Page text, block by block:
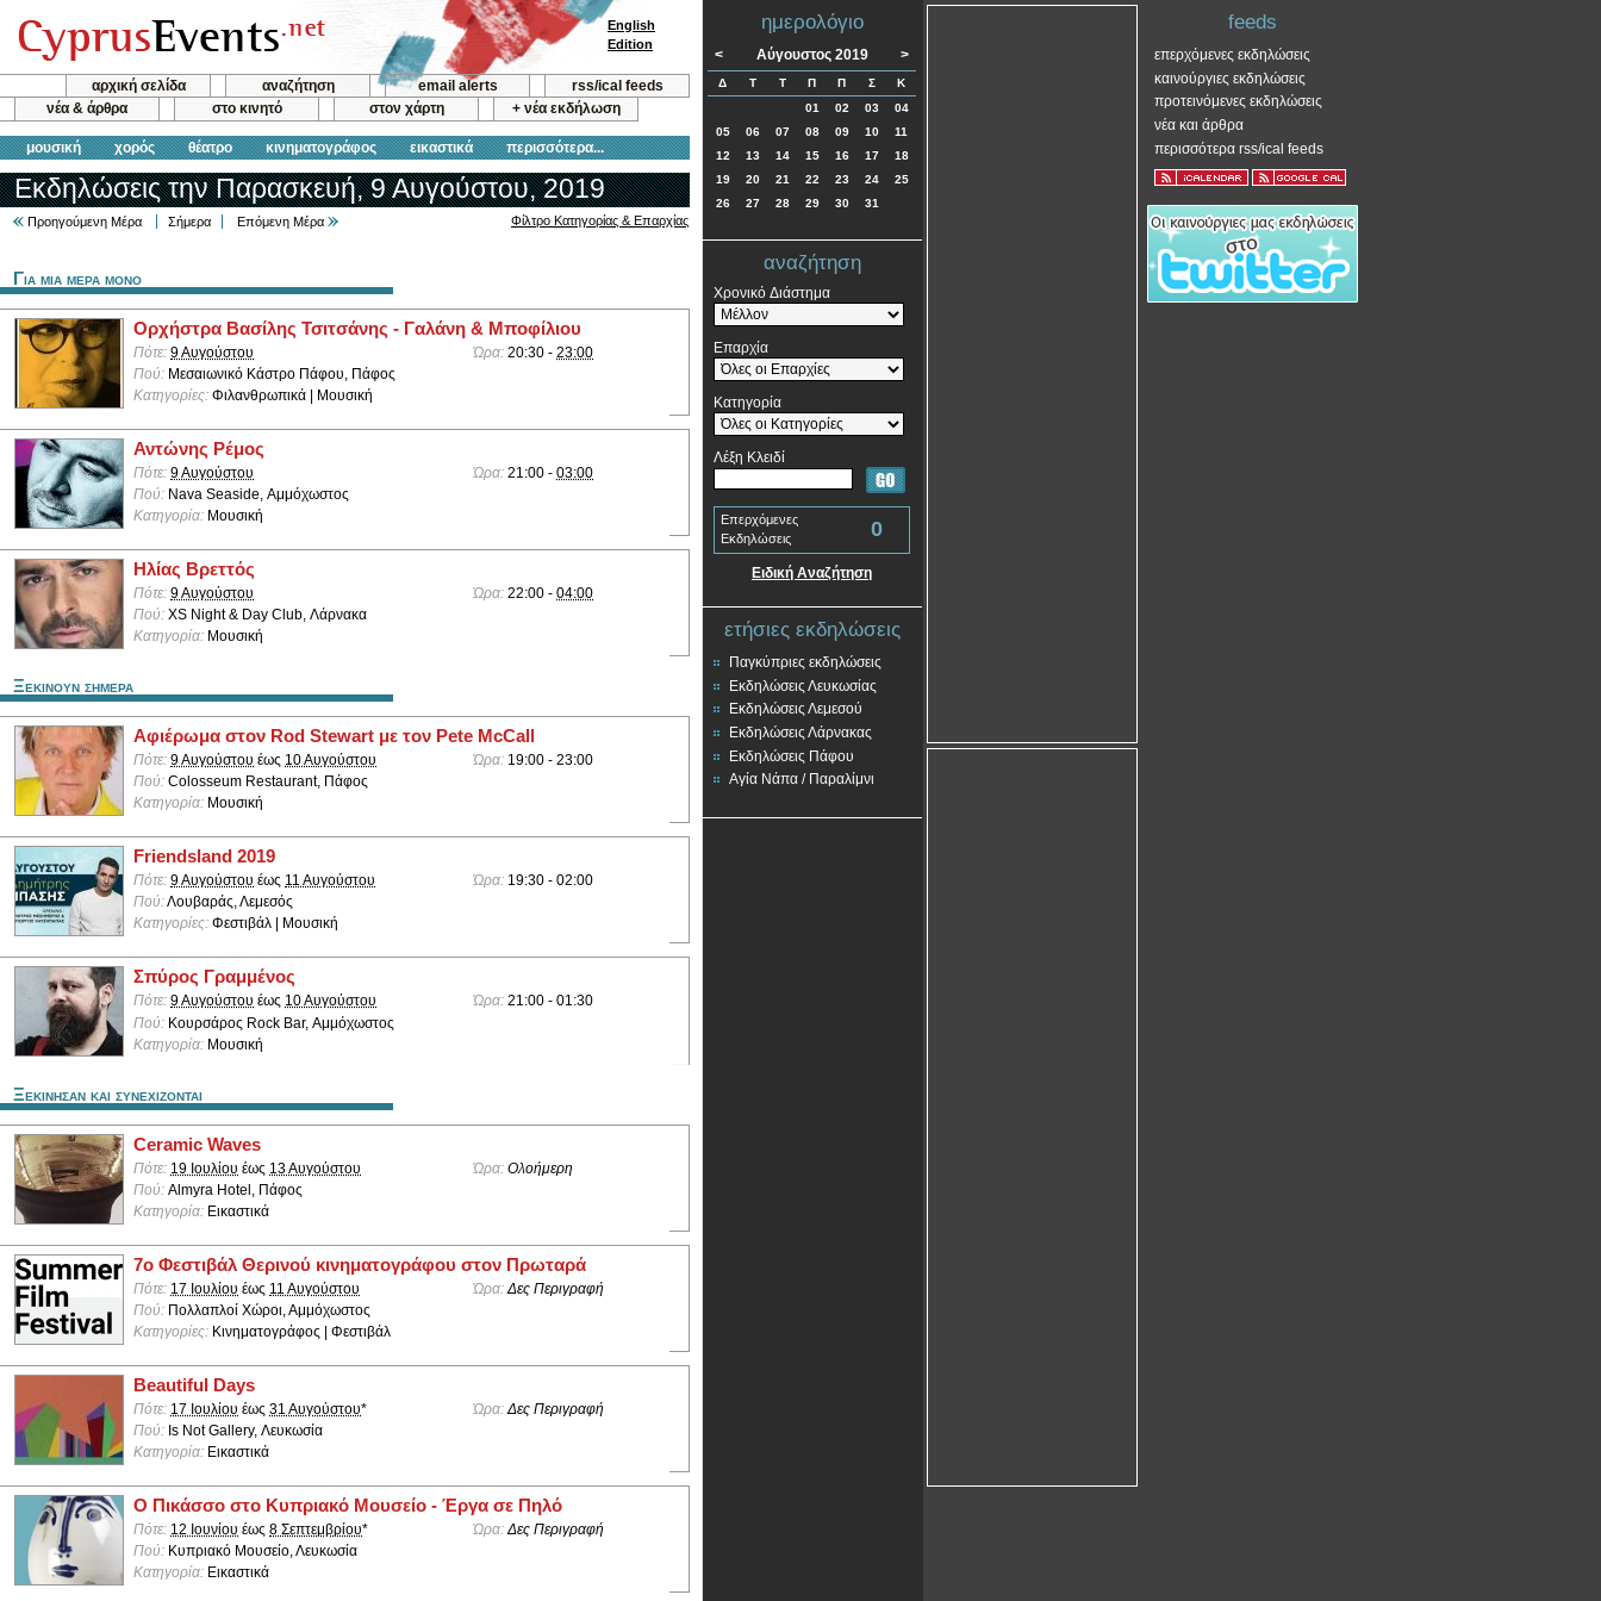
αρχική σελίδα αναζήτηση email alerts
rss/ical feeds
νέα & άρθρα
στο κινητό στον χάρτη + νέα εκδήλωση
μουσική χορός θέατρο κινηματογράφος εικαστικά περισσότερα...
English
Edition
Εκδηλώσεις την Παρασκευή, 9 Αυγούστου, 2019
Προηγούμενη Μέρα Σήμερα Επόμενη Μέρα Φίλτρο Κατηγορίας & Επαρχίας
Για μια μερα μονο
Ορχήστρα Βασίλης Τσιτσάνης - Γαλάνη & Μποφίλιου
Πότε: 9 Αυγούστου Ώρα: 20:30 - 23:00
Πού: Μεσαιωνικό Κάστρο Πάφου, Πάφος
Κατηγορίες: Φιλανθρωπικά | Μουσική
Αντώνης Ρέμος
Πότε: 9 Αυγούστου Ώρα: 21:00 - 03:00
Πού: Nava Seaside, Αμμόχωστος
Κατηγορία: Μουσική
Ηλίας Βρεττός
Πότε: 9 Αυγούστου Ώρα: 22:00 - 04:00
Πού: XS Night & Day Club, Λάρνακα
Κατηγορία: Μουσική
Ξεκινουν σημερα
Αφιέρωμα στον Rod Stewart με τον Pete McCall
Πότε: 9 Αυγούστου έως 10 Αυγούστου Ώρα: 19:00 - 23:00
Πού: Colosseum Restaurant, Πάφος
Κατηγορία: Μουσική
Friendsland 2019
Πότε: 9 Αυγούστου έως 11 Αυγούστου Ώρα: 19:30 - 02:00
Πού:Λουβαράς, Λεμεσός
Κατηγορίες: Φεστιβάλ | Μουσική
Σπύρος Γραμμένος
Πότε: 9 Αυγούστου έως 10 Αυγούστου Ώρα: 21:00 - 01:30
Πού: Κουρσάρος Rock Bar, Αμμόχωστος
Κατηγορία: Μουσική
Ξεκινησαν και συνεχιζονται
Ceramic Waves
Πότε: 19 Ιουλίου έως 13 Αυγούστου Ώρα: Ολοήμερη
Πού: Almyra Hotel, Πάφος
Κατηγορία: Εικαστικά
7ο Φεστιβάλ Θερινού κινηματογράφου στον Πρωταρά
Πότε: 17 Ιουλίου έως 11 Αυγούστου Ώρα: Δες Περιγραφή
Πού: Πολλαπλοί Χώροι, Αμμόχωστος
Κατηγορίες: Κινηματογράφος | Φεστιβάλ
Beautiful Days
Πότε: 17 Ιουλίου έως 31 Αυγούστου* Ώρα: Δες Περιγραφή
Πού: Is Not Gallery, Λευκωσία
Κατηγορία: Εικαστικά
Ο Πικάσσο στο Κυπριακό Μουσείο - Έργα σε Πηλό
Πότε: 12 Ιουνίου έως 8 Σεπτεμβρίου* Ώρα:Δες Περιγραφή
Πού: Κυπριακό Μουσείο, Λευκωσία
Κατηγορία: Εικαστικά
ημερολόγιο
< Αύγουστος 2019 >
Δ Τ Τ Π Π Σ
Κ
01
02 03
04
05
06 07 08 09 10
11
12
13 14 15 16 17
18
19
20 21 22 23 24
25
26
27 28 29 30 31
αναζήτηση
Χρονικό Διάστημα
Επαρχία
Κατηγορία
Λέξη Κλειδί
Επερχόμενες
Εκδηλώσεις
0
Ειδική Αναζήτηση
ετήσιες εκδηλώσεις
Παγκύπριες εκδηλώσεις
Εκδηλώσεις Λευκωσίας
Εκδηλώσεις Λεμεσού
Εκδηλώσεις Λάρνακας
Εκδηλώσεις Πάφου
Αγία Νάπα / Παραλίμνι
feeds
επερχόμενες εκδηλώσεις
καινούργιες εκδηλώσεις
προτεινόμενες εκδηλώσεις
νέα και άρθρα
περισσότερα rss/ical feeds